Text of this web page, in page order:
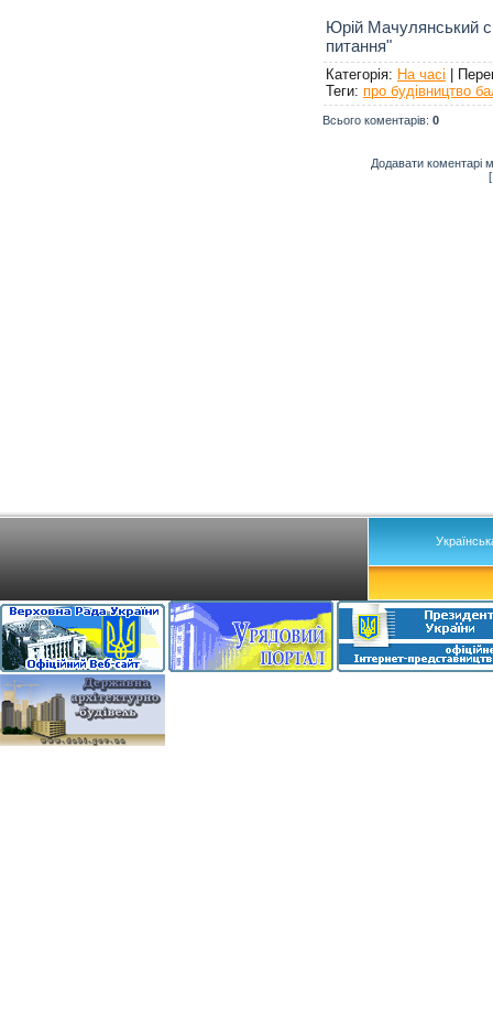
Юрій Мачулянський
питання"
Категорія: На часі |
Теги: про будівництво
Всього коментарів: 0
Додавати коментарі